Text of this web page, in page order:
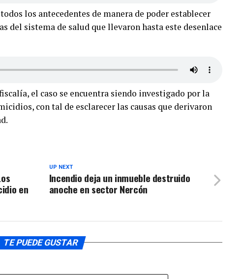
los antecedentes de manera de poder establecer
del sistema de salud que llevaron hasta este desenlace
el caso se encuentra siendo investigado por la
con tal de esclarecer las causas que derivaron
UP NEXT
Incendio deja un inmueble destruido
anoche en sector Nercón
en
TE PUEDE GUSTAR